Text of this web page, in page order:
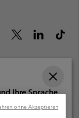
Morgines, 12 1213
ohne Akzeptieren
Ihre Sprache